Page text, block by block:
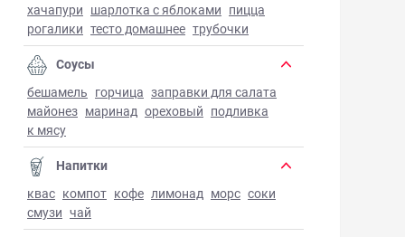
хачапури шарлотка с яблоками пицца
рогалики тесто домашнее трубочки
Соусы
бешамель горчица заправки для салата
майонез маринад ореховый подливка
к мясу
Напитки
квас компот кофе лимонад морс соки
смузи чай